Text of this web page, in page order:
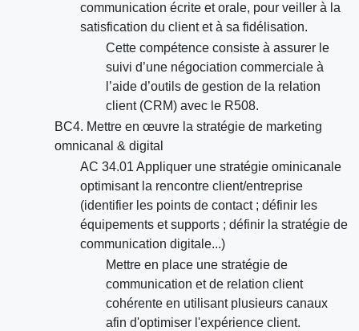
communication écrite et orale, pour veiller à la
satisfication du client et à sa fidélisation.
Cette compétence consiste à assurer le
suivi d’une négociation commerciale à
l’aide d’outils de gestion de la relation
client (CRM) avec le R508.
BC4. Mettre en œuvre la stratégie de marketing
omnicanal & digital
AC 34.01 Appliquer une stratégie ominicanale
optimisant la rencontre client/entreprise
(identifier les points de contact ; définir les
équipements et supports ; définir la stratégie de
communication digitale...)
Mettre en place une stratégie de
communication et de relation client
cohérente en utilisant plusieurs canaux
afin d'optimiser l'expérience client.